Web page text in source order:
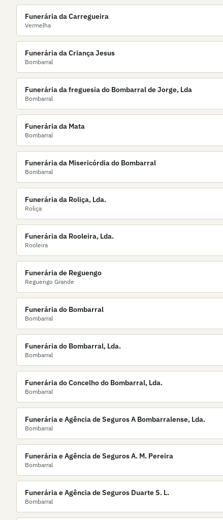
Funerária da Carregueira
Vermelha
Funerária da Criança Jesus
Bombarral
Funerária da freguesia do Bombarral de Jorge, Lda
Bombarral
Funerária da Mata
Bombarral
Funerária da Misericórdia do Bombarral
Bombarral
Funerária da Roliça, Lda.
Roliça
Funerária da Rooleira, Lda.
Rooleira
Funerária de Reguengo
Reguengo Grande
Funerária do Bombarral
Bombarral
Funerária do Bombarral, Lda.
Bombarral
Funerária do Concelho do Bombarral, Lda.
Bombarral
Funerária e Agência de Seguros A Bombarralense, Lda.
Bombarral
Funerária e Agência de Seguros A. M. Pereira
Bombarral
Funerária e Agência de Seguros Duarte S. L.
Bombarral